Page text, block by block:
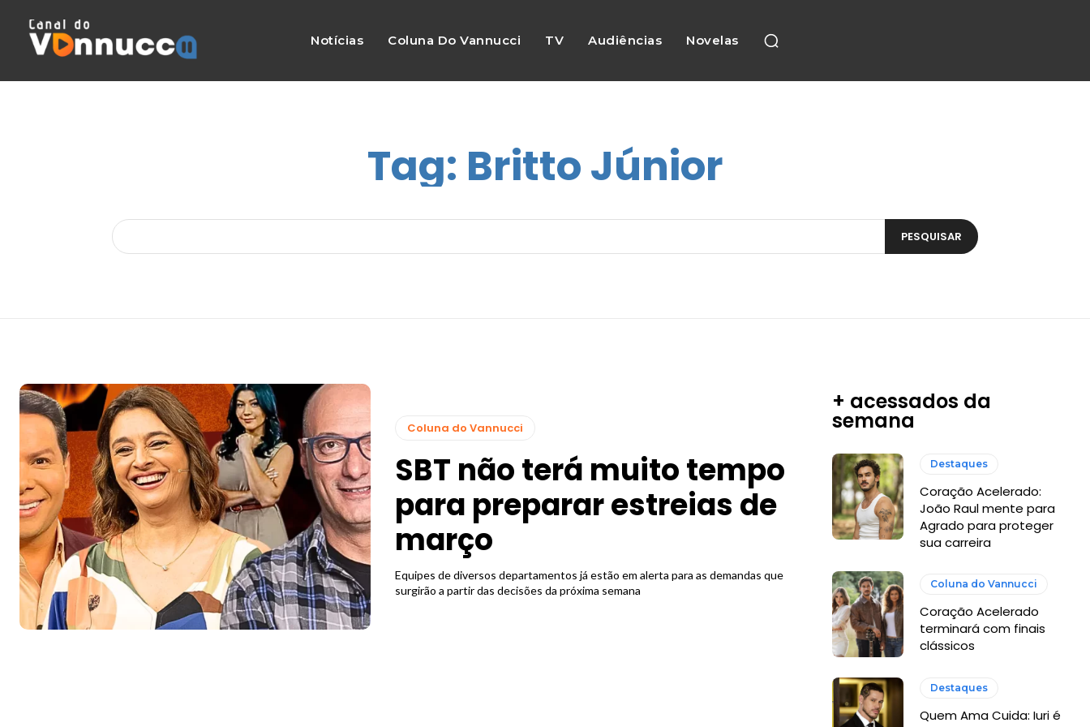
Notícias Coluna Do Vannucci TV Audiências Novelas
Tag: Britto Júnior
PESQUISAR
Coluna do Vannucci
SBT não terá muito tempo
para preparar estreias de
março
Equipes de diversos departamentos já estão em alerta para as demandas que
surgirão a partir das decisões da próxima semana
+ acessados da
semana
Destaques
Coração Acelerado:
João Raul mente para
Agrado para proteger
sua carreira
Coluna do Vannucci
Coração Acelerado
terminará com finais
clássicos
Destaques
Quem Ama Cuida: Iuri é